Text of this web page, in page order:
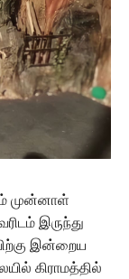
முன்னாள்
இருந்து
இன்றைய
கிராமத்தில்